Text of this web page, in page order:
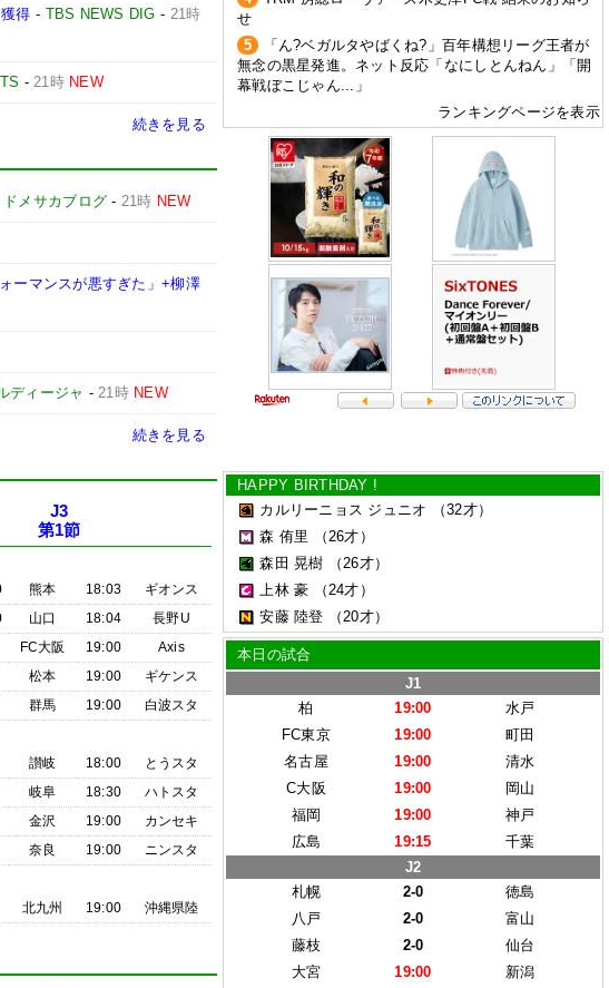
得 - TBS NEWS DIG - 21時
-21時 NEW
続きを見る
ドメサカブログ - 21時 NEW
ーマンスが悪すぎた」+柳澤
ディージャ -21時 NEW
続きを見る
J3
第1節
熊本 18:03
ギオンス
山口 18:04
長野U
FC大阪 19:00
Axis
松本 19:00
ギケンス
群馬 19:00
白波スタ
讃岐 18:00
とうスタ
岐阜 18:30
ハトスタ
金沢 19:00
カンセキ
奈良 19:00
ニンスタ
北九州 19:00 沖縄県陸
せ
5
「ん?ベガルタやばくね?」百年構想リーグ王者が
無念の黒星発進。ネット反応「なにしとんねん」「開
幕戦ぼこじゃん...」
ランキングページを表示
HAPPY BIRTHDAY !
カルリーニョス ジュニオ
（32才）
森 侑里
（26才）
森田 晃樹
（26才）
上林 豪
（24才）
安藤 陸登
（20才）
本日の試合
J1
柏
19:00
水戸
FC東京
19:00
町田
名古屋
19:00
清水
C大阪
19:00
岡山
福岡
19:00
神戸
広島
19:15
千葉
J2
札幌
2-0
徳島
八戸
2-0
富山
藤枝
2-0
仙台
大宮
19:00
新潟